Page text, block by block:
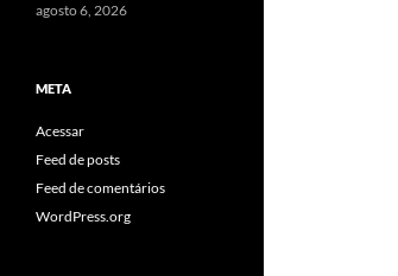
agosto 6, 2026
META
Acessar
Feed de posts
Feed de comentários
WordPress.org